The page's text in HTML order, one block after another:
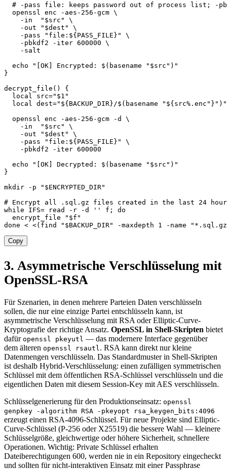
# -pass file: keeps password out of process list; -
  openssl enc -aes-256-gcm
\
-in
" $src "
\
-out
" $dest "
\
-pass
"file: ${PASS_FILE} "
\
-pbkdf2
-iter 600000 \
-salt
echo
"[OK] Encrypted: $( basename " $src " ) "
}
decrypt_file ( )
{
local
src=" $1 "
local
dest=" ${BACKUP_DIR} /$( basename "${src%.enc" } " ) "
  openssl enc -aes-256-gcm
-d
\
-in
" $src "
\
-out
" $dest "
\
-pass
"file: ${PASS_FILE} "
\
-pbkdf2
-iter 600000
echo
"[OK] Decrypted: $( basename " $src " ) "
}
mkdir
-p " $ENCRYPTED_DIR"
# Encrypt all .sql.gz files created in the last 24
while
IFS= read -r -d '' f ;
do
  encrypt_file
" $f "
done < <( find " $BACKUP_DIR" -maxdepth 1 -name
Copy
3. Asymmetrische Verschlüsselung mit
OpenSSL-RSA
Für Szenarien, in denen mehrere Parteien Daten verschlüsseln
sollen, die nur eine einzige Partei entschlüsseln kann, ist
asymmetrische Verschlüsselung mit RSA oder Elliptic-Curve-
Kryptografie der richtige Ansatz. OpenSSL in Shell-Skripten bietet
dafür openssl pkeyutl — das modernere Interface gegenüber
dem älteren openssl rsautl . RSA kann direkt nur kleine
Datenmengen verschlüsseln. Das Standardmuster in Shell-Skripten
ist deshalb Hybrid-Verschlüsselung: einen zufälligen symmetrischen
Schlüssel mit dem öffentlichen RSA-Schlüssel verschlüsseln und die
eigentlichen Daten mit diesem Session-Key mit AES verschlüsseln.
Schlüsselgenerierung für den Produktionseinsatz: openssl
genpkey -algorithm RSA -pkeyopt rsa_keygen_bits:4096
erzeugt einen RSA-4096-Schlüssel. Für neue Projekte sind Elliptic-
Curve-Schlüssel (P-256 oder X25519) die bessere Wahl — kleinere
Schlüsselgröße, gleichwertige oder höhere Sicherheit, schnellere
Operationen. Wichtig: Private Schlüssel erhalten
Dateiberechtigungen 600, werden nie in ein Repository eingecheckt
und sollten für nicht-interaktiven Einsatz mit einer Passphrase